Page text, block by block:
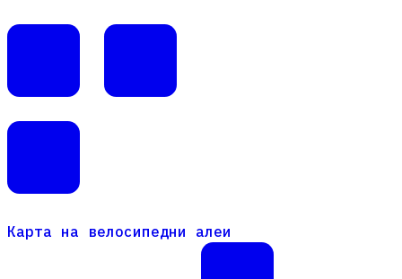
Карта на велосипедни алеи
Карта на велосипедни алеи